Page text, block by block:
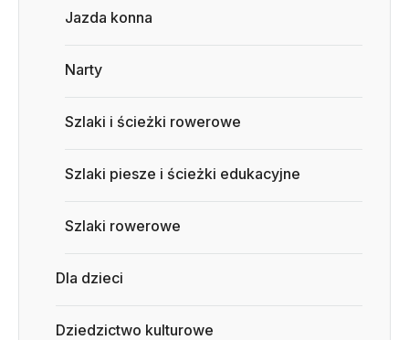
Jazda konna
Narty
Szlaki i ścieżki rowerowe
Szlaki piesze i ścieżki edukacyjne
Szlaki rowerowe
Dla dzieci
Dziedzictwo kulturowe